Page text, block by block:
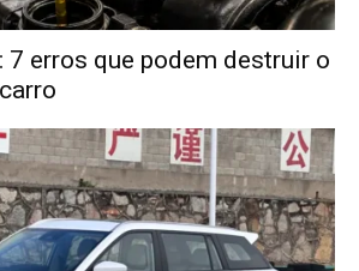
7 erros que podem destruir o